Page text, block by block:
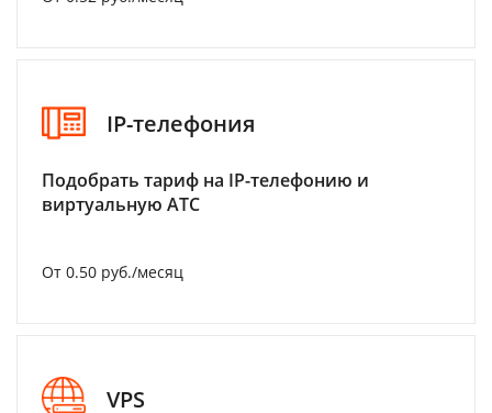
IP-телефония
Подобрать тариф на IP-телефонию и
виртуальную АТС
От 0.50 руб./месяц
VPS